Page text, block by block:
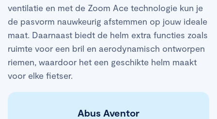
ventilatie en met de Zoom Ace technologie kun je
de pasvorm nauwkeurig afstemmen op jouw ideale
maat. Daarnaast biedt de helm extra functies zoals
ruimte voor een bril en aerodynamisch ontworpen
riemen, waardoor het een geschikte helm maakt
voor elke fietser.
Abus Aventor